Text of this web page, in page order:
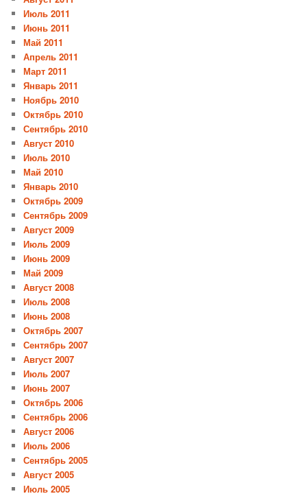
Июль 2011
Июнь 2011
Май 2011
Апрель 2011
Март 2011
Январь 2011
Ноябрь 2010
Октябрь 2010
Сентябрь 2010
Август 2010
Июль 2010
Май 2010
Январь 2010
Октябрь 2009
Сентябрь 2009
Август 2009
Июль 2009
Июнь 2009
Май 2009
Август 2008
Июль 2008
Июнь 2008
Октябрь 2007
Сентябрь 2007
Август 2007
Июль 2007
Июнь 2007
Октябрь 2006
Сентябрь 2006
Август 2006
Июль 2006
Сентябрь 2005
Август 2005
Июль 2005